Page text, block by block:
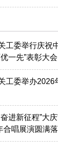
工委举行庆祝
一先”表彰大会
工委举办2026
进新征程”大
合唱展演圆满